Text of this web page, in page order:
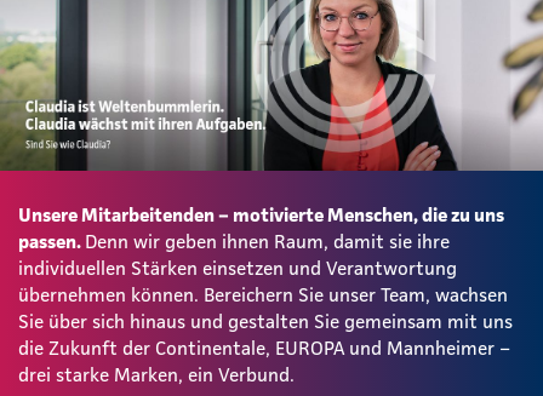
Unsere Mitarbeitenden – motivierte Menschen, die zu uns
passen. Denn wir geben ihnen Raum, damit sie ihre
individuellen Stärken einsetzen und Verantwortung
übernehmen können. Bereichern Sie unser Team, wachsen
Sie über sich hinaus und gestalten Sie gemeinsam mit uns
die Zukunft der Continentale, EUROPA und Mannheimer –
drei starke Marken, ein Verbund.